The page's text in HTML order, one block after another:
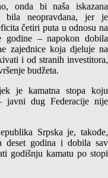
onda bi naša iskazana
bila neopravdana, jer je
četiri puta u odnosu na
– napokon dobila
zajednice koja djeluje na
i od stranih investitora,
budžeta.
je kamatna stopa koju
javni dug Federacije nije
Srpska je, takođe,
deset godina i dobila sav
godišnju kamatu po stopi